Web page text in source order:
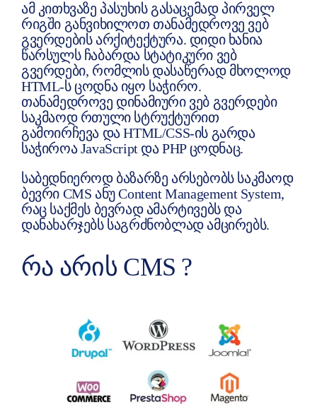
ამ კითხვაზე პასუხის გასაცემად პირველ
რიგში განვიხილოთ თანამედროვე ვებ
გვერდების არქიტექტურა. დიდი ხანია
წარსულს ჩაბარდა სტატიკური ვებ
გვერდები, რომლის დასაწერად მხოლოდ
HTML-ს ცოდნა იყო საჭირო.
თანამედროვე დინამიური ვებ გვერდები
საკმაოდ რთული სტრუქტურით
გამოირჩევა და HTML/CSS-ის გარდა
საჭიროა JavaScript და PHP ცოდნაც.
საბედნიეროდ ბაზარზე არსებობს საკმაოდ
ბევრი CMS ანუ Content Management System,
რაც საქმეს ბევრად ამარტივებს და
დანახარჯებს საგრძნობლად ამცირებს.
ᲠᲐ ᲐᲠᲘᲡ CMS ?